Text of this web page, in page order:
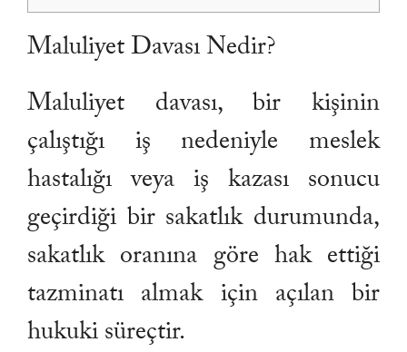
Maluliyet Davası Nedir?
Maluliyet davası, bir kişinin
çalıştığı iş nedeniyle meslek
hastalığı veya iş kazası sonucu
geçirdiği bir sakatlık durumunda,
sakatlık oranına göre hak ettiği
tazminatı almak için açılan bir
hukuki süreçtir.